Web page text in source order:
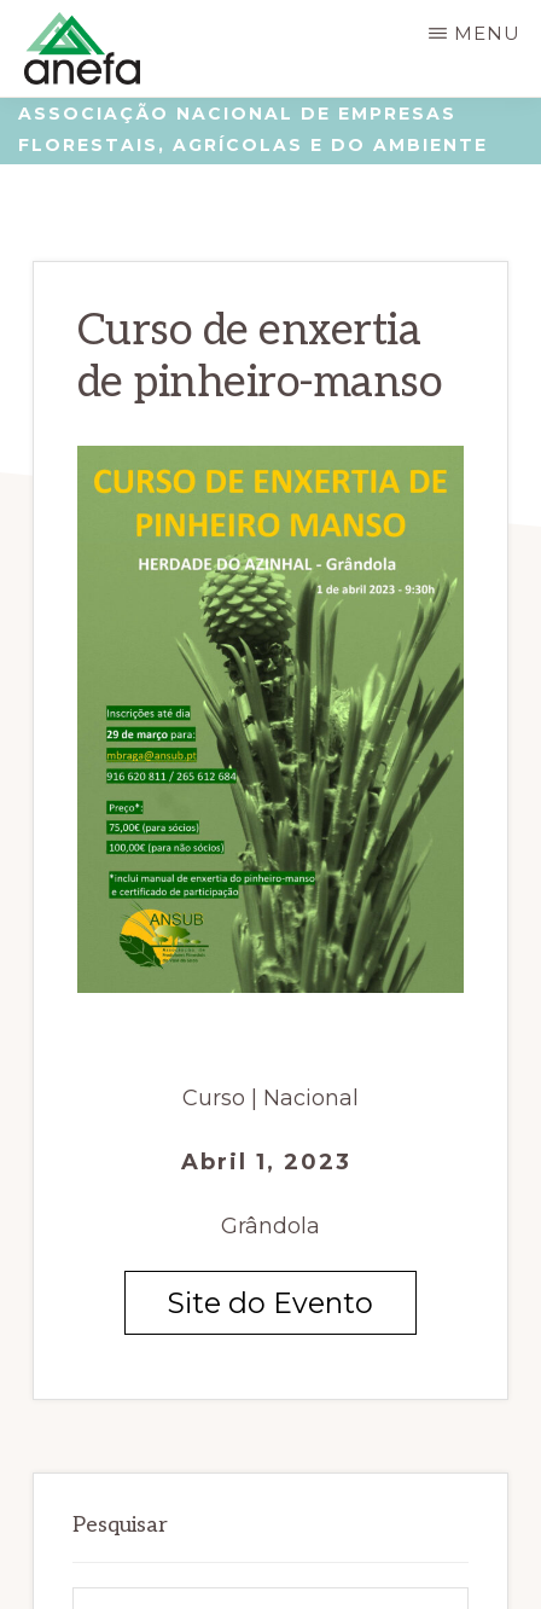
main
content
Saltar
para
a
barra
ANEFA
Associação
Nacional
Agrícolas
MENU
ASSOCIAÇÃO NACIONAL DE EMPRESAS
FLORESTAIS, AGRÍCOLAS E DO AMBIENTE
Curso de enxertia
de pinheiro-manso
Curso | Nacional
Abril 1, 2023
Grândola
Site do Evento
primária
Pesquisar